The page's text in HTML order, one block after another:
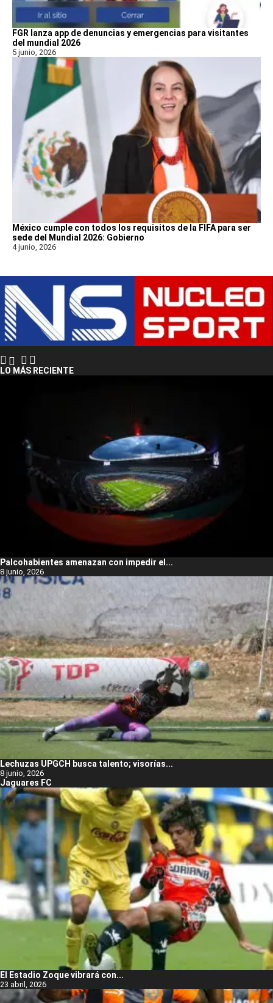
FGR lanza app de denuncias y emergencias para visitantes
del mundial 2026
5 junio, 2026
México cumple con todos los requisitos de la FIFA para ser
sede del Mundial 2026: Gobierno
4 junio, 2026
LO MÁS RECIENTE
Palcohabientes amenazan con impedir el...
8 junio, 2026
Lechuzas UPGCH busca talento; visorías...
8 junio, 2026
Jaguares FC
El Estadio Zoque vibrará con...
23 abril, 2026